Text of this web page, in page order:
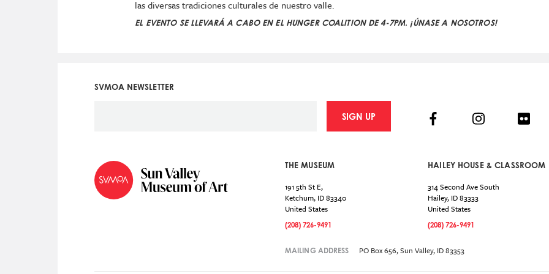
las diversas tradiciones culturales de nuestro valle.
EL EVENTO SE LLEVARÁ A CABO EN EL HUNGER COALITION DE 4-7PM. ¡ÚNASE A NOSOTROS!
SVMOA NEWSLETTER
SIGN UP
THE MUSEUM
191 5th St E,
Ketchum, ID83340
United States
(208) 726-9491
HAILEY HOUSE & CLASSROOM
314 Second Ave South
Hailey, ID83333
United States
(208) 726-9491
MAILING ADDRESS PO Box 656, Sun Valley, ID 83353
Social
FacebookInstagramFlickr